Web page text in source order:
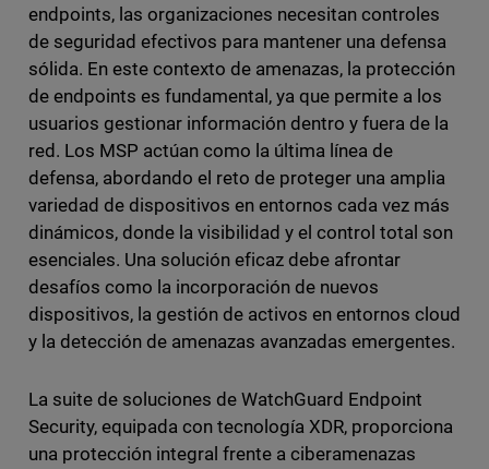
endpoints, las organizaciones necesitan controles
de seguridad efectivos para mantener una defensa
sólida. En este contexto de amenazas, la protección
de endpoints es fundamental, ya que permite a los
usuarios gestionar información dentro y fuera de la
red. Los MSP actúan como la última línea de
defensa, abordando el reto de proteger una amplia
variedad de dispositivos en entornos cada vez más
dinámicos, donde la visibilidad y el control total son
esenciales. Una solución eficaz debe afrontar
desafíos como la incorporación de nuevos
dispositivos, la gestión de activos en entornos cloud
y la detección de amenazas avanzadas emergentes.
La suite de soluciones de WatchGuard Endpoint
Security, equipada con tecnología XDR, proporciona
una protección integral frente a ciberamenazas